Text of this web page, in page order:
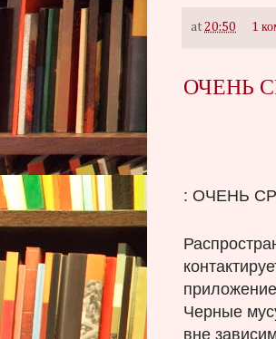
at20:50 1
ОЧЕНЬ
: ОЧЕНЬ
Черные
вне